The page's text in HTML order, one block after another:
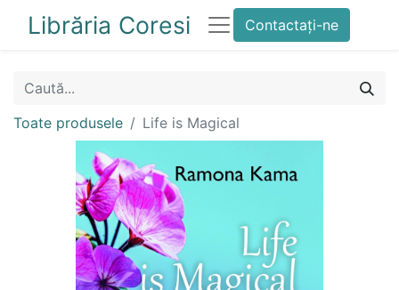
Librăria Coresi Contactați-ne
Toate produsele Life is Magical